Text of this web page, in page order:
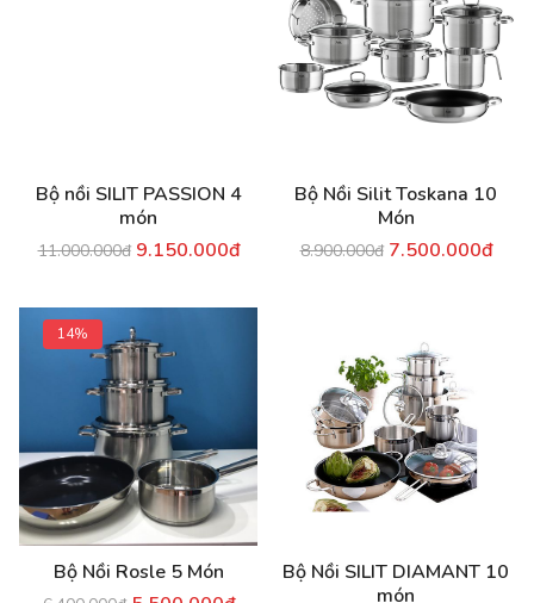
Bộ nồi SILIT PASSION 4
món
11.000.000đ 9.150.000đ
Bộ Nồi Silit Toskana 10
Món
8.900.000đ 7.500.000đ
14%
Bộ Nồi Rosle 5 Món
Bộ Nồi SILIT DIAMANT 10
món